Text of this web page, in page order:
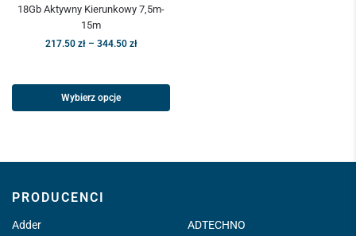
18Gb Aktywny Kierunkowy 7,5m-
15m
217.50 zł – 344.50 zł
Wybierz opcje
PRODUCENCI
Adder
ADTECHNO